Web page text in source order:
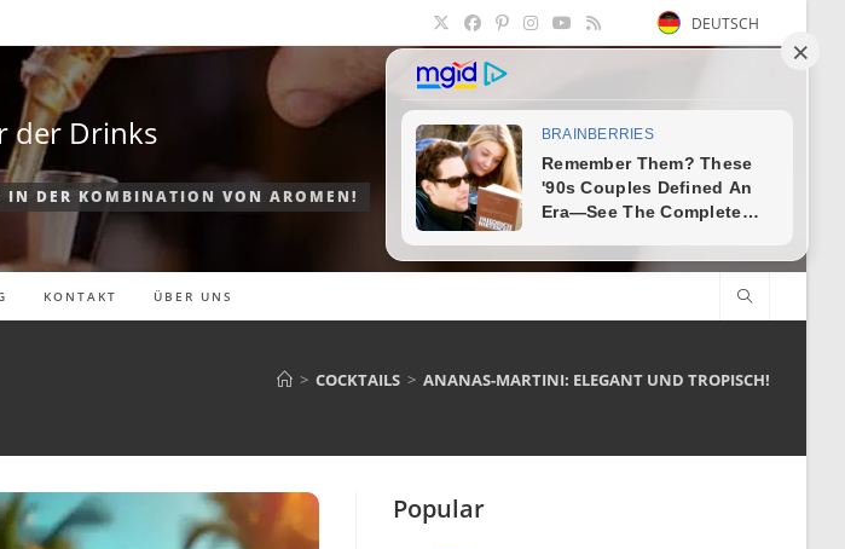
DEUTSCH
der Drinks
DER KOMBINATION VON AROMEN!
KONTAKT ÜBER UNS
> COCKTAILS > ANANAS-MARTINI: ELEGANT UND TROPISCH!
Popular